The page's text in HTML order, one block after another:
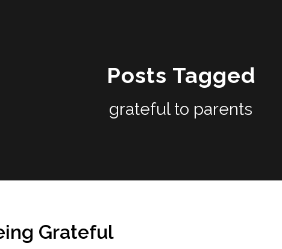
Posts Tagged
grateful to parents
Grateful